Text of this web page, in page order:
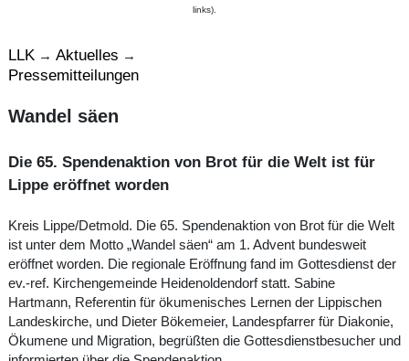
links).
LLK → Aktuelles →
Pressemitteilungen
Wandel säen
Die 65. Spendenaktion von Brot für die Welt ist für
Lippe eröffnet worden
Kreis Lippe/Detmold. Die 65. Spendenaktion von Brot für die Welt
ist unter dem Motto „Wandel säen“ am 1. Advent bundesweit
eröffnet worden. Die regionale Eröffnung fand im Gottesdienst der
ev.-ref. Kirchengemeinde Heidenoldendorf statt. Sabine
Hartmann, Referentin für ökumenisches Lernen der Lippischen
Landeskirche, und Dieter Bökemeier, Landespfarrer für Diakonie,
Ökumene und Migration, begrüßten die Gottesdienstbesucher und